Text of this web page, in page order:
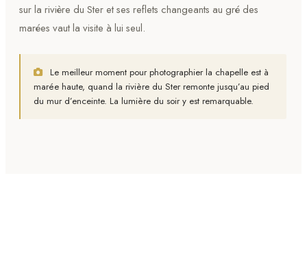
sur la rivière du Ster et ses reflets changeants au gré des
marées vaut la visite à lui seul.
Le meilleur moment pour photographier la chapelle est à
marée haute, quand la rivière du Ster remonte jusqu’au pied
du mur d’enceinte. La lumière du soir y est remarquable.